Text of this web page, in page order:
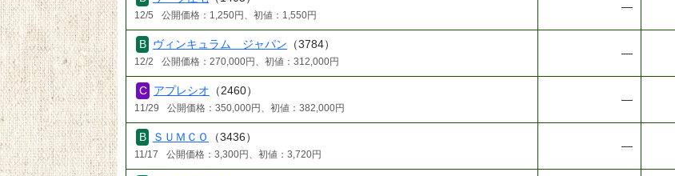
12/5 公開価格：1,250円、初値：1,550円
―
ヴィンキュラム ジャパン （3784）
12/2 公開価格：270,000円、初値：312,000円
―
アプレシオ （2460）
11/29 公開価格：350,000円、初値：382,000円
―
ＳＵＭＣＯ （3436）
11/17 公開価格：3,300円、初値：3,720円
―